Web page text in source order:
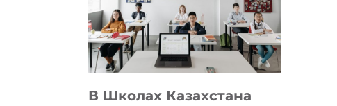
MOST
—
МЕЖДУНАРОДНУЮ
ДЛЯ
В Школах Казахстана